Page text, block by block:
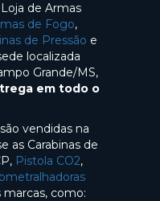
de Armas
de Fogo,
de Pressão e
localizada
Grande/MS,
em todo o
vendidas na
as Carabinas de
Pistola CO2,
marcas, como: